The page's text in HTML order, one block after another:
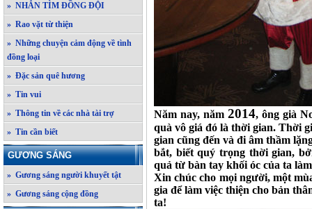
» NHẮN TÌM ĐỒNG ĐỘI
» Rao vặt từ thiện
» Những chuyện cảm động về tình
đồng loại
» Đặc sản quê hương
» Tin vui
» Thông tin về các nhà tài trợ
» Tin cần biết
GƯƠNG SÁNG
» Gương sáng người khuyết tật
» Gương sáng cộng đồng
Năm nay, năm 2014, ông già
quà vô giá đó là thời gian. Thời
gian cũng đến và đi âm thầm
bắt, biết quý trọng thời gian,
quả từ bàn tay khối óc của ta
Xin chúc cho mọi người, một
gia để làm việc thiện cho bản
ta!